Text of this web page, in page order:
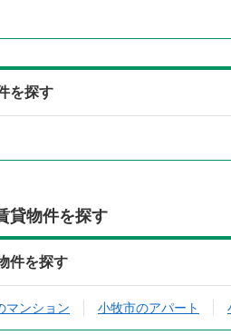
を探す
貸物件を探す
件を探す
マンション 小牧市のアパート